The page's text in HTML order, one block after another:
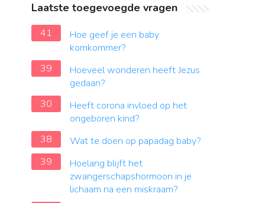
Laatste toegevoegde vragen
41
Hoe geef je een baby
komkommer?
39
Hoeveel wonderen heeft Jezus
gedaan?
30
Heeft corona invloed op het
ongeboren kind?
38
Wat te doen op papadag baby?
39
Hoelang blijft het
zwangerschapshormoon in je
lichaam na een miskraam?